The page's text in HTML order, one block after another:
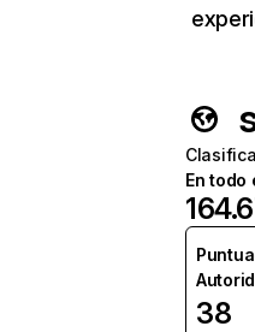
En todo
38